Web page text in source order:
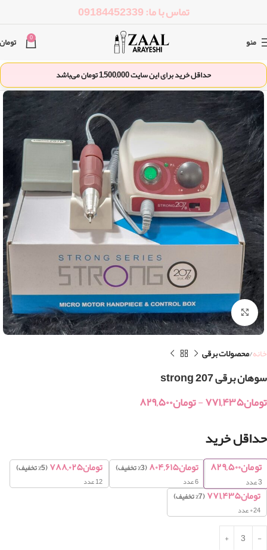
تماس با ما: 09184452339
منو 0 تومان
حداقل خرید برای این سایت1,500,000تومان می‌باشد
بزرگنمایی تصویر
خانه محصولات برقی
سوهان برقی 207 strong
تومان۷۷۱,۴۳۵-تومان۸۲۹,۵۰۰
حداقل خرید
تومان۸۲۹,۵۰۰
3عدد
تومان۸۰۴,۶۱۵(3% تخفیف)
6 عدد
تومان۷۸۸,۰۲۵(5% تخفیف)
12 عدد
تومان۷۷۱,۴۳۵(7% تخفیف)
24+ عدد